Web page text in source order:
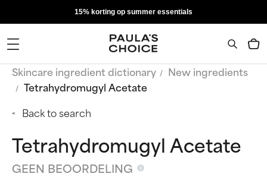
15% korting op summer essentials
Skincare ingredient dictionary
New ingredients
Tetrahydromugyl Acetate
Back to search
Tetrahydromugyl Acetate
GEEN BEOORDELING